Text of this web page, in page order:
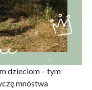
dzieciom – tym
mnóstwa